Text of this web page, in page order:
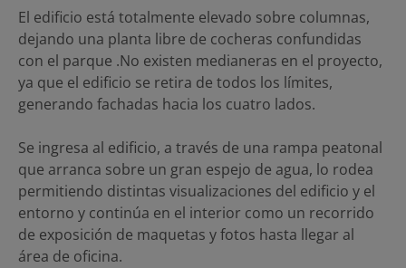
El edificio está totalmente elevado sobre columnas,
dejando una planta libre de cocheras confundidas
con el parque .No existen medianeras en el proyecto,
ya que el edificio se retira de todos los límites,
generando fachadas hacia los cuatro lados.
Se ingresa al edificio, a través de una rampa peatonal
que arranca sobre un gran espejo de agua, lo rodea
permitiendo distintas visualizaciones del edificio y el
entorno y continúa en el interior como un recorrido
de exposición de maquetas y fotos hasta llegar al
área de oficina.